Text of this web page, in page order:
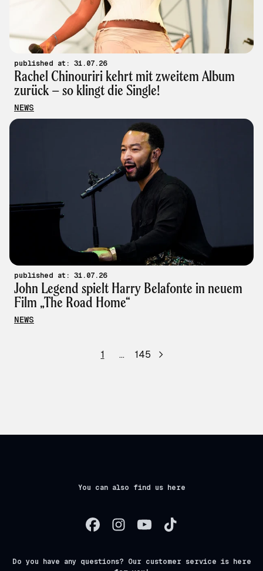
published at: 31.07.26
Rachel Chinouriri kehrt mit zweitem Album
zurück – so klingt die Single!
NEWS
published at: 31.07.26
John Legend spielt Harry Belafonte in neuem
Film „The Road Home“
NEWS
1 … 145
You can also find us here
Do you have any questions? Our customer service is here